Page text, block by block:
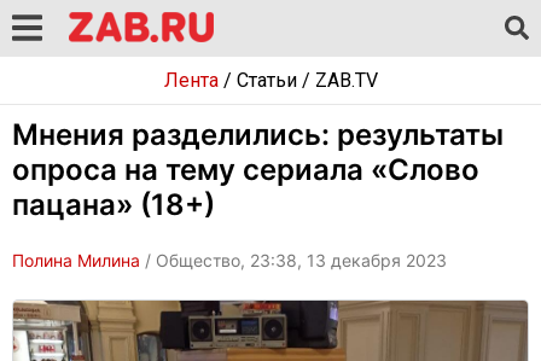
Лента/ Статьи/ ZAB.TV
Мнения разделились: результаты
опроса на тему сериала «Слово
пацана» (18+)
Полина Милина / Общество, 23:38, 13 декабря 2023